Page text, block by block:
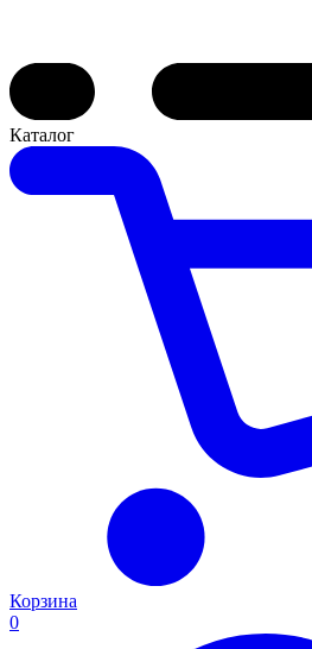
Каталог
Корзина
0